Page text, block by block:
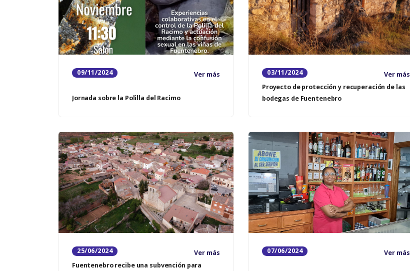
09/11/2024 Ver más
Jornada sobre la Polilla del Racimo
03/11/2024
Ver más
Proyecto de protección y recuperación de las
bodegas de Fuentenebro
25/06/2024
Ver más
Fuentenebro recibe una subvención para
07/06/2024 Ver más